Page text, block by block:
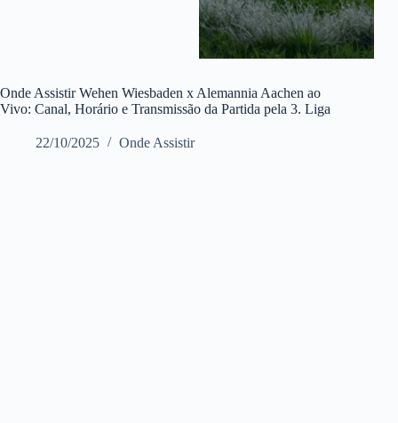
Onde Assistir Wehen Wiesbaden x Alemannia Aachen ao
Vivo: Canal, Horário e Transmissão da Partida pela 3. Liga
22/10/2025 Onde Assistir